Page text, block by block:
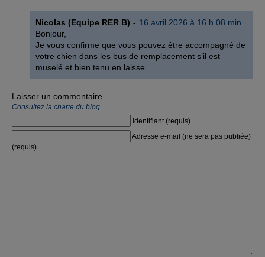
Nicolas (Equipe RER B)
16 avril 2026 à 16 h 08 min
Bonjour,
Je vous confirme que vous pouvez être accompagné de
votre chien dans les bus de remplacement s’il est
muselé et bien tenu en laisse.
Laisser un commentaire
Consultez la charte du blog
Identifiant (requis)
Adresse e-mail (ne sera pas publiée)
(requis)